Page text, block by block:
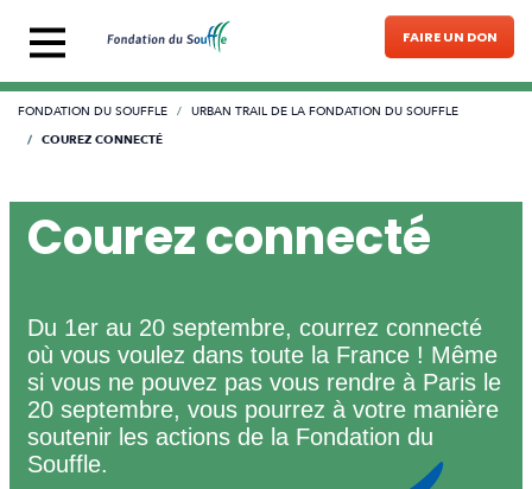
FAIRE UN DON
Fil d'Ariane
FONDATION DU SOUFFLE
URBAN TRAIL DE LA FONDATION DU SOUFFLE
COUREZ CONNECTÉ
Courez connecté
Du 1er au 20 septembre, courrez connecté
où vous voulez dans toute la France ! Même
si vous ne pouvez pas vous rendre à Paris le
20 septembre, vous pourrez à votre manière
soutenir les actions de la Fondation du
Souffle.